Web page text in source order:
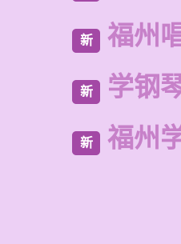
新 福州
新 学钢
新 福州